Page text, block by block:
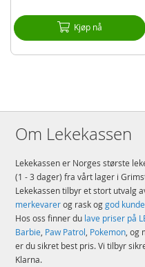
Kjøp nå
Om Lekekassen
Lekekassen er Norges største
(1 - 3 dager) fra vårt lager i
Lekekassen tilbyr et stort utvalg
merkevarerog rask oggod
Hos oss finner du lave priser på
Barbie, Paw Patrol, Pokemon, og
er du sikret best pris. Vi tilbyr
Klarna.